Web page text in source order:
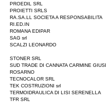
PROEDIL SRL
PROIETTI SRLS
RA.SA.LL SOCIETA A RESPONSABILITA
RI.ED.IN
ROMANA EDIPAR
SAG srl
SCALZI LEONARDO
STONER SRL
SUD TRADE DI CANNATA CARMINE
ROSARNO
TECNOCALOR SRL
TEK COSTRUZIONI srl
TERMOIDRAULICA DI LISI SERENELLA
TFR SRL